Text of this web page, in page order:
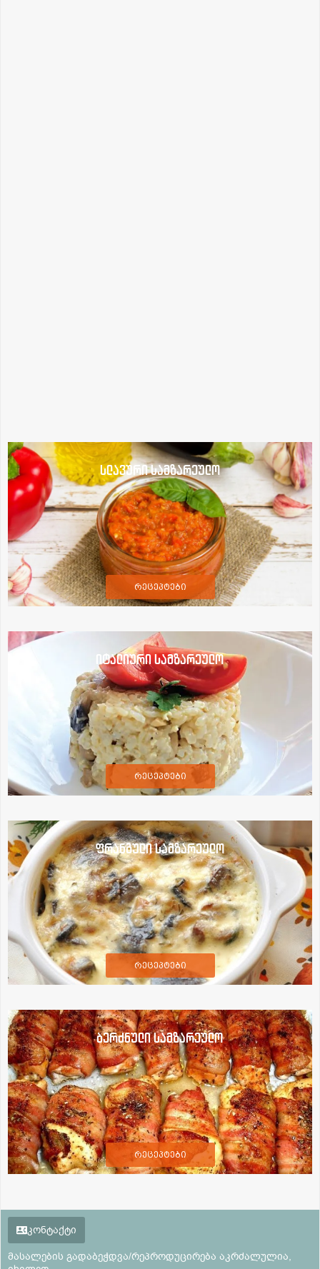
სლავური სამზარეულო
რეცეპტები
იტალიური სამზარეულო
რეცეპტები
ფრანგული სამზარეულო
რეცეპტები
ბერძნული სამზარეულო
რეცეპტები
კონტაქტი
მასალების გადაბეჭდვა/რეპროდუცირება აკრძალულია,